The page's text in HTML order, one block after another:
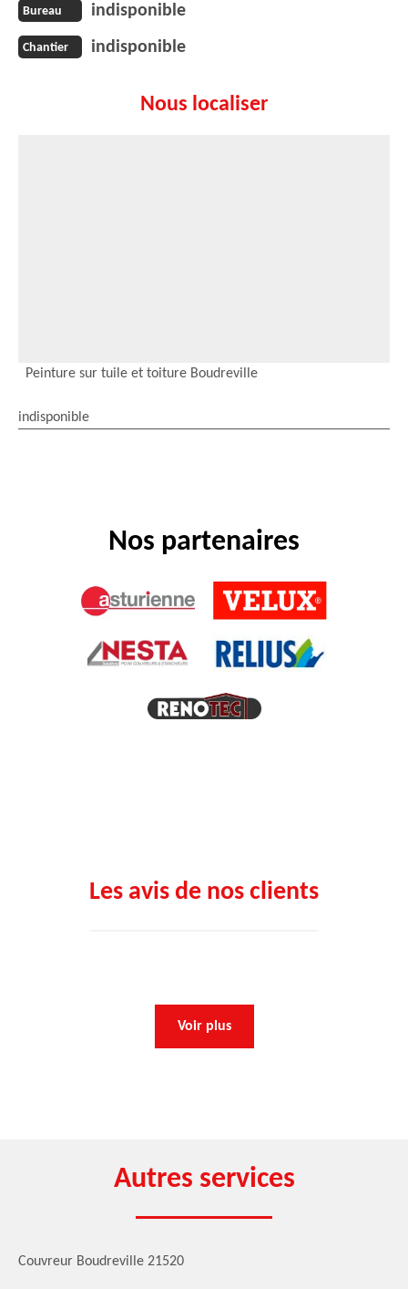
Bureau indisponible
Chantier indisponible
Nous localiser
Peinture sur tuile et toiture Boudreville
indisponible
Nos partenaires
Les avis de nos clients
Voir plus
Autres services
Couvreur Boudreville 21520